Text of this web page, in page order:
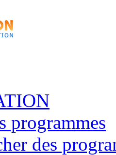
programmes
des